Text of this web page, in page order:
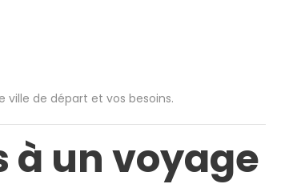
ville de départ et vos besoins.
à un voyage